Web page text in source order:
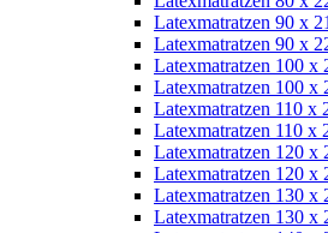
Latexmatratzen 90 x
Latexmatratzen 90 x
Latexmatratzen 100 x
Latexmatratzen 100 x
Latexmatratzen 110 x
Latexmatratzen 110 x
Latexmatratzen 120 x
Latexmatratzen 120 x
Latexmatratzen 130 x
Latexmatratzen 130 x